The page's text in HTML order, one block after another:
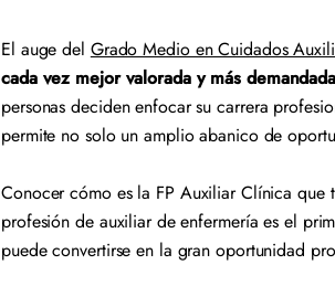
El auge del Grado Medio en Cuidados
cada vez mejor valorada y más
personas deciden enfocar su carrera
permite no solo un amplio abanico de
Conocer cómo es la FP Auxiliar Clínica que
profesión de auxiliar de enfermería es el
puede convertirse en la gran oportunidad